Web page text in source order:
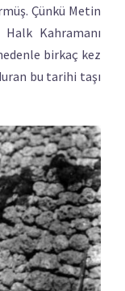
Çünkü Metin
Halk Kahramanı
birkaç kez
bu tarihi taşı